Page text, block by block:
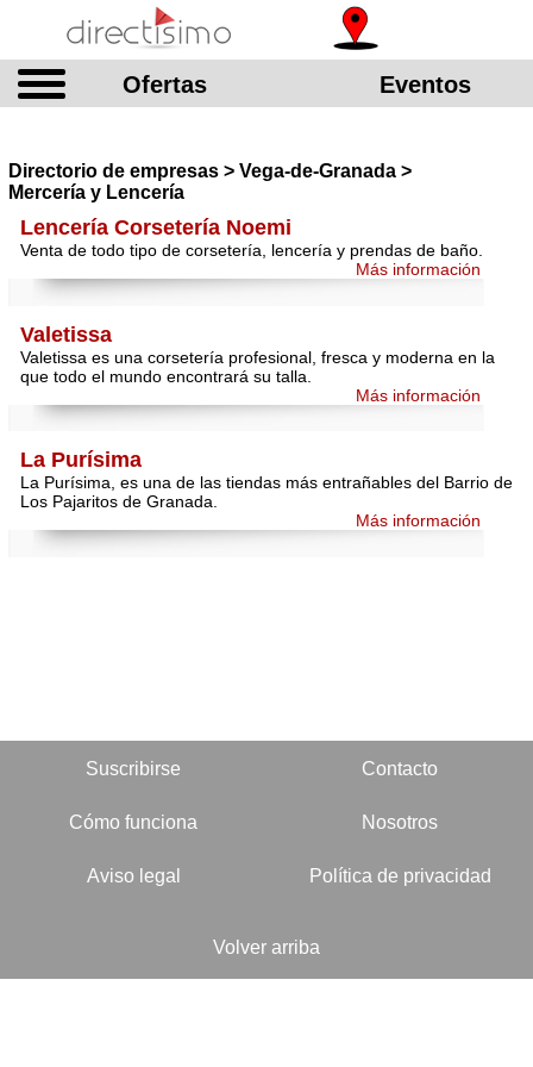
Ofertas Eventos
Directorio de empresas > Vega-de-Granada >
Mercería y Lencería
Lencería Corsetería Noemi
Venta de todo tipo de corsetería, lencería y prendas de baño.
Más información
Valetissa
Valetissa es una corsetería profesional, fresca y moderna en la
que todo el mundo encontrará su talla.
Más información
La Purísima
La Purísima, es una de las tiendas más entrañables del Barrio de
Los Pajaritos de Granada.
Más información
Suscribirse Contacto
Cómo funciona Nosotros
Aviso legal Política de privacidad
Volver arriba